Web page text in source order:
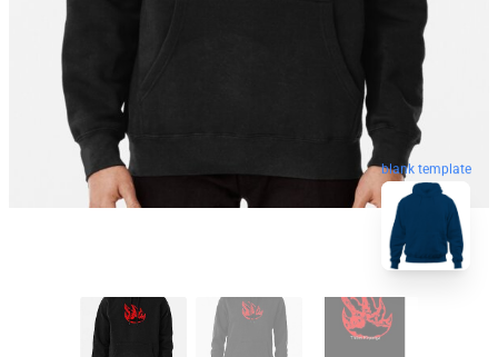
blank template